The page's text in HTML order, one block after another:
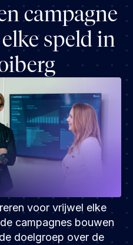
campagne
elke speld in
voor vrijwel elke
campagnes bouwen
doelgroep over de